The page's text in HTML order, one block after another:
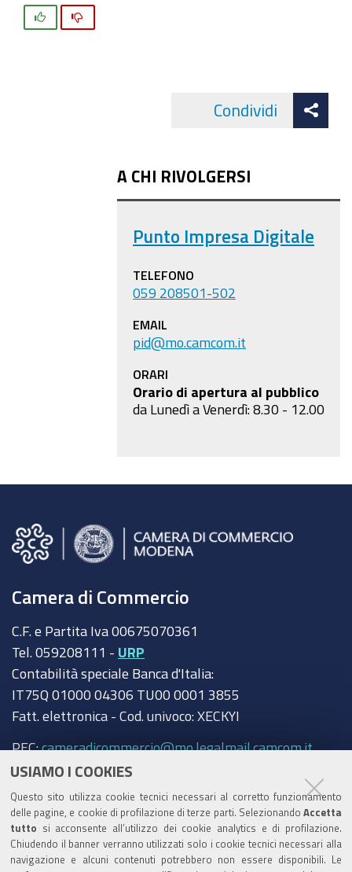
USIAMO I COOKIES
Questo sito utilizza cookie tecnici necessari al corretto funzionamento
delle pagine, e cookie di profilazione di terze parti. Selezionando Accetta
tutto si acconsente all’utilizzo dei cookie analytics e di profilazione.
Chiudendo il banner verranno utilizzati solo i cookie tecnici necessari alla
navigazione e alcuni contenuti potrebbero non essere disponibili. Le
Condividi
A CHI RIVOLGERSI
Punto Impresa Digitale
TELEFONO
059 208501-502
EMAIL
pid@mo.camcom.it
ORARI
Orario di apertura al pubblico
da Lunedì a Venerdì: 8.30 - 12.00
Camera di Commercio
C.F. e Partita Iva 00675070361
Tel. 059208111 - URP
Contabilità speciale Banca d'Italia:
IT75Q 01000 04306 TU00 0001 3855
Fatt. elettronica - Cod. univoco: XECKYI
PEC:cameradicommercio@mo.legalmail.camcom.it
Trasparenza
Amministrazione trasparente
Albo Camerale